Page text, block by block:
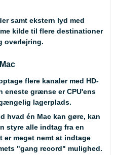
samt ekstern lyd med
kilde til flere destinationer
overlejring.
flere kanaler med HD-
eneste grænse er CPU'ens
lagerplads.
hvad én Mac kan gøre, kan
styre alle indtag fra en
er meget nemt at indtage
"gang record" mulighed.